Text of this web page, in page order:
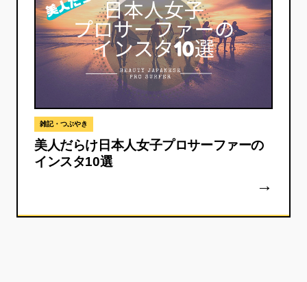
雑記・つぶやき
美人だらけ日本人女子プロサーファーの
インスタ10選